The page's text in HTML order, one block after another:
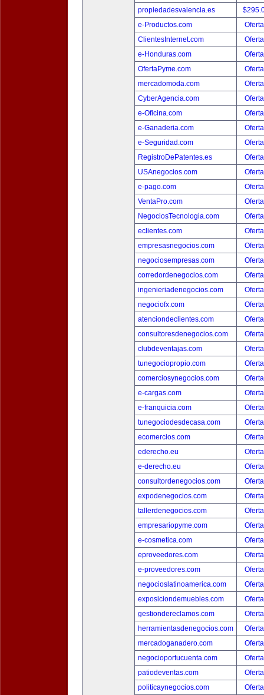
propiedadesvalencia.es
e-Productos.com
ClientesInternet.com
e-Honduras.com
OfertaPyme.com
mercadomoda.com
CyberAgencia.com
e-Oficina.com
e-Ganaderia.com
e-Seguridad.com
RegistroDePatentes.es
USAnegocios.com
e-pago.com
VentaPro.com
NegociosTecnologia.com
eclientes.com
empresasnegocios.com
negociosempresas.com
corredordenegocios.com
ingenieriadenegocios.com
negociofx.com
atenciondeclientes.com
consultoresdenegocios.com
clubdeventajas.com
tunegociopropio.com
comerciosynegocios.com
e-cargas.com
e-franquicia.com
tunegociodesdecasa.com
ecomercios.com
ederecho.eu
e-derecho.eu
consultordenegocios.com
expodenegocios.com
tallerdenegocios.com
empresariopyme.com
e-cosmetica.com
eproveedores.com
e-proveedores.com
negocioslatinoamerica.com
exposiciondemuebles.com
gestiondereclamos.com
herramientasdenegocios.com
mercadoganadero.com
negocioportucuenta.com
patiodeventas.com
politicaynegocios.com